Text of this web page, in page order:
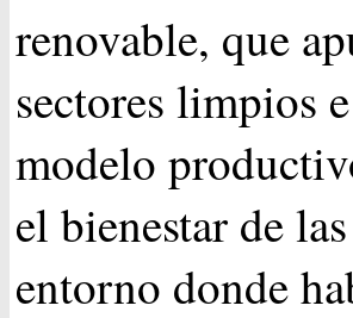
renovable, que
sectores limpios
modelo
el bienestar de
entorno donde